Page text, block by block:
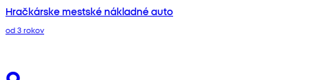
Hračkárske mestské nákladné auto
od 3 rokov